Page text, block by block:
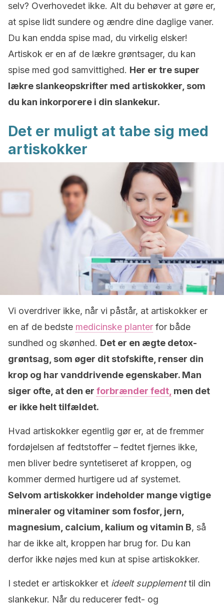
selv? Overhovedet ikke. Alt du behøver at gøre er,
at spise lidt sundere og ændre dine daglige vaner.
Du kan endda spise mad, du virkelig elsker!
Artiskok er en af de lækre grøntsager, du kan
spise med god samvittighed. Her er tre super
lækre slankeopskrifter med artiskokker, som
du kan inkorporere i din slankekur.
Det er muligt at tabe sig med
artiskokker
Vi overdriver ikke, når vi påstår, at artiskokker er
en af de bedste medicinske planter for både
sundhed og skønhed. Det er en ægte detox-
grøntsag, som øger dit stofskifte, renser din
krop og har vanddrivende egenskaber. Man
siger ofte, at den er forbrænder fedt, men det
er ikke helt tilfældet.
Hvad artiskokker egentlig gør er, at de fremmer
fordøjelsen af fedtstoffer – fedtet fjernes ikke,
men bliver bedre syntetiseret af kroppen, og
kommer dermed hurtigere ud af systemet.
Selvom artiskokker indeholder mange vigtige
mineraler og vitaminer som fosfor, jern,
magnesium, calcium, kalium og vitamin B, så
har de ikke alt, kroppen har brug for. Du kan
derfor ikke nøjes med kun at spise artiskokker.
I stedet er artiskokker et ideelt supplementtil din
slankekur. Når du reducerer fedt- og